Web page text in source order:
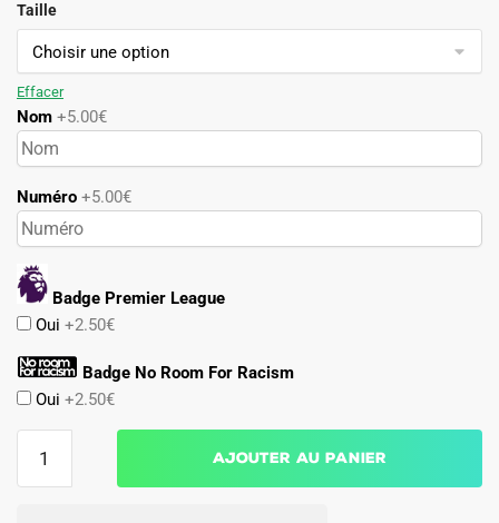
initial
était :
actuel
est :
Taille
Effacer
Nom +5.00€
Numéro +5.00€
Badge Premier League
Oui +2.50€
Badge No Room For Racism
Oui +2.50€
Ajouter au panier